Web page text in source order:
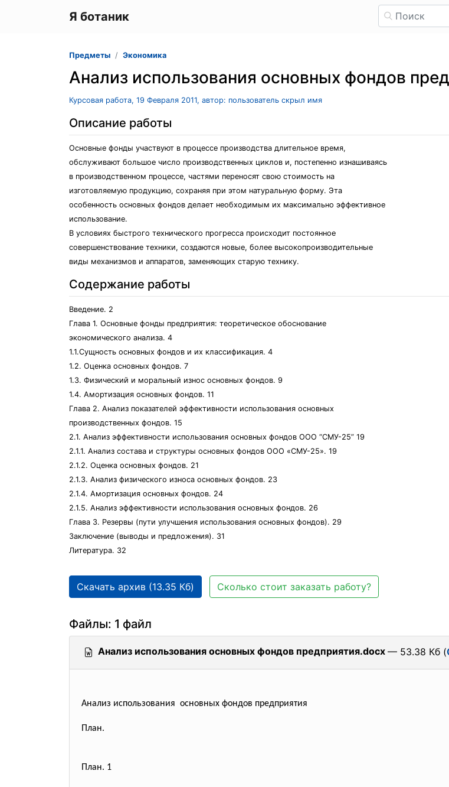
Я ботаник
Предметы Экономика
Анализ использования основных фондов
Курсовая работа, 19 Февраля 2011, автор: пользователь скрыл имя
Описание работы
Основные фонды участвуют в процессе производства длительное время,
обслуживают большое число производственных циклов и, постепенно изнашиваясь
в производственном процессе, частями переносят свою стоимость на
изготовляемую продукцию, сохраняя при этом натуральную форму. Эта
особенность основных фондов делает необходимым их максимально эффективное
использование.
В условиях быстрого технического прогресса происходит постоянное
совершенствование техники, создаются новые, более высокопроизводительные
виды механизмов и аппаратов, заменяющих старую технику.
Содержание работы
Введение. 2
Глава 1. Основные фонды предприятия: теоретическое обоснование
экономического анализа. 4
1.1.Сущность основных фондов и их классификация. 4
1.2. Оценка основных фондов. 7
1.3. Физический и моральный износ основных фондов. 9
1.4. Амортизация основных фондов. 11
Глава 2. Анализ показателей эффективности использования основных
производственных фондов. 15
2.1. Анализ эффективности использования основных фондов ООО “СМУ-25” 19
2.1.1. Анализ состава и структуры основных фондов ООО «СМУ-25». 19
2.1.2. Оценка основных фондов. 21
2.1.3. Анализ физического износа основных фондов. 23
2.1.4. Амортизация основных фондов. 24
2.1.5. Анализ эффективности использования основных фондов. 26
Глава 3. Резервы (пути улучшения использования основных фондов). 29
Заключение (выводы и предложения). 31
Литература. 32
Скачать архив (13.35 Кб) Сколько стоит заказать работу?
Файлы: 1 файл
Анализ использования основных фондов предприятия.docx — 53.38 Кб (
Анализ использования основных фондов предприятия
План.
План. 1